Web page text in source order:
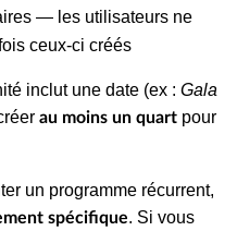
— les utilisateurs ne
ceux-ci créés
inclut une date (ex : Gala
au moins un quart pour
un programme récurrent,
spécifique. Si vous